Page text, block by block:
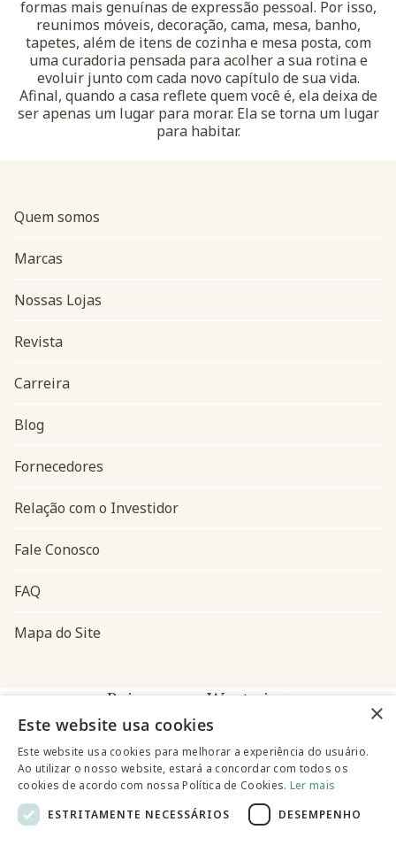
formas mais genuínas de expressão pessoal. Por isso,
reunimos móveis, decoração, cama, mesa, banho,
tapetes, além de itens de cozinha e mesa posta, com
uma curadoria pensada para acolher a sua rotina e
evoluir junto com cada novo capítulo de sua vida.
Afinal, quando a casa reflete quem você é, ela deixa de
ser apenas um lugar para morar. Ela se torna um lugar
para habitar.
Navegação do rodapé
Quem somos
Marcas
Nossas Lojas
Revista
Carreira
Blog
Fornecedores
Relação com o Investidor
Fale Conosco
FAQ
Mapa do Site
Baixe o app Westwing
×
Este website usa cookies
Este website usa cookies para melhorar a experiência do usuário.
Ao utilizar o nosso website, estará a concordar com todos os
cookies de acordo com nossa Política de Cookies. Ler mais
ESTRITAMENTE NECESSÁRIOS
DESEMPENHO